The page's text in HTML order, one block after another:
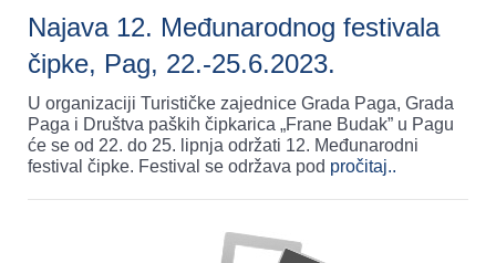
Najava 12. Međunarodnog festivala
čipke, Pag, 22.-25.6.2023.
U organizaciji Turističke zajednice Grada Paga, Grada
Paga i Društva paških čipkarica „Frane Budak” u Pagu
će se od 22. do 25. lipnja održati 12. Međunarodni
festival čipke. Festival se održava pod pročitaj..